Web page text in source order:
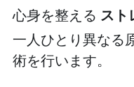
心身を整える スト
一人ひとり異なる
術を行います。